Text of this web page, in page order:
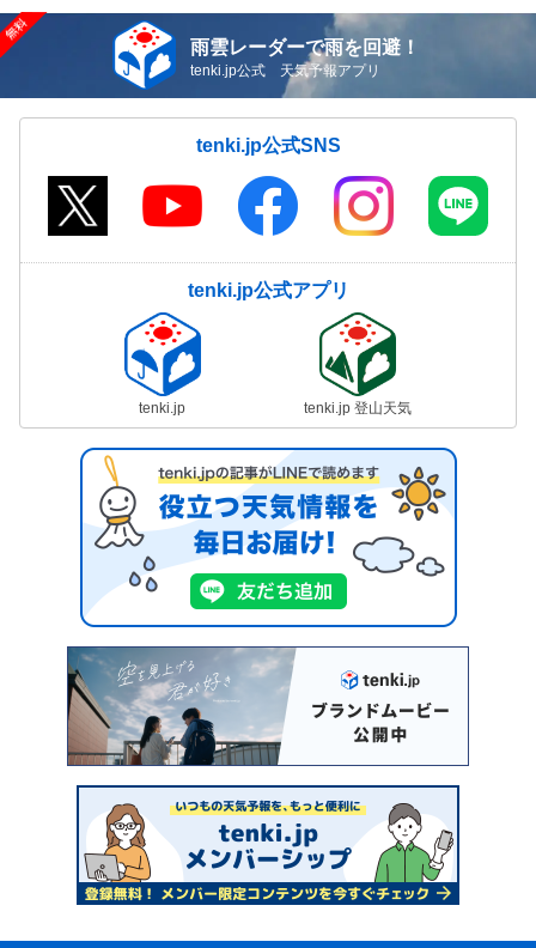
雨雲レーダーで雨を回避！
tenki.jp公式 天気予報アプリ
tenki.jp公式SNS
tenki.jp公式アプリ
tenki.jp tenki.jp 登山天気